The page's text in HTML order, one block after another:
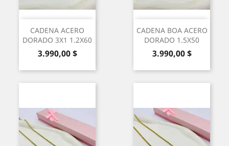
CADENA ACERO
DORADO 3X1 1.2X60
Precio
3.990,00 $
CADENA BOA ACERO
DORADO 1.5X50
Precio
3.990,00 $